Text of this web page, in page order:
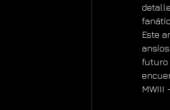
Este
futuro
MWIII